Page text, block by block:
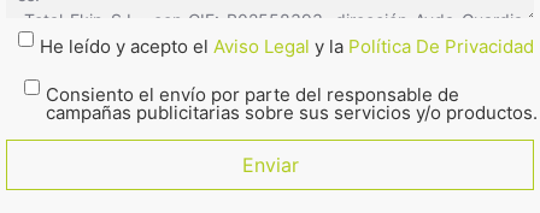
He leído y acepto el Aviso Legal y la Política De Privacidad
Consiento el envío por parte del responsable de
campañas publicitarias sobre sus servicios y/o productos.